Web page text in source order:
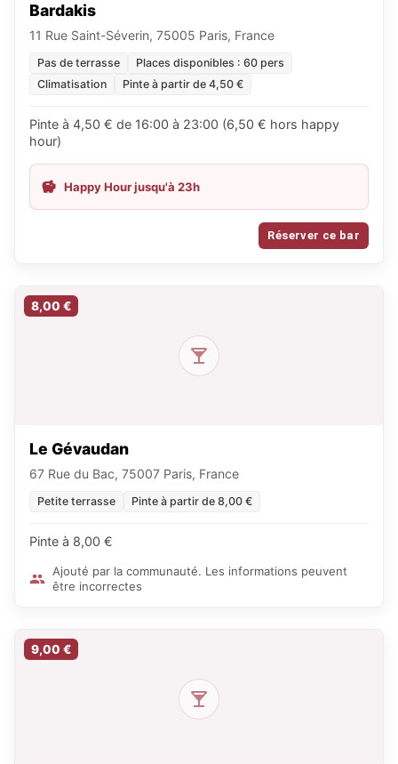
Bardakis
11 Rue Saint-Séverin, 75005 Paris, France
Pas de terrasse
Places disponibles : 60 pers
Climatisation
Pinte à partir de 4,50 €
Pinte à 4,50 € de 16:00 à 23:00 (6,50 € hors happy
hour)
Happy Hour jusqu'à 23h
Réserver ce bar
8,00 €
Le Gévaudan
67 Rue du Bac, 75007 Paris, France
Petite terrasse Pinte à partir de 8,00 €
Pinte à 8,00 €
Ajouté par la communauté. Les informations peuvent
être incorrectes
9,00 €